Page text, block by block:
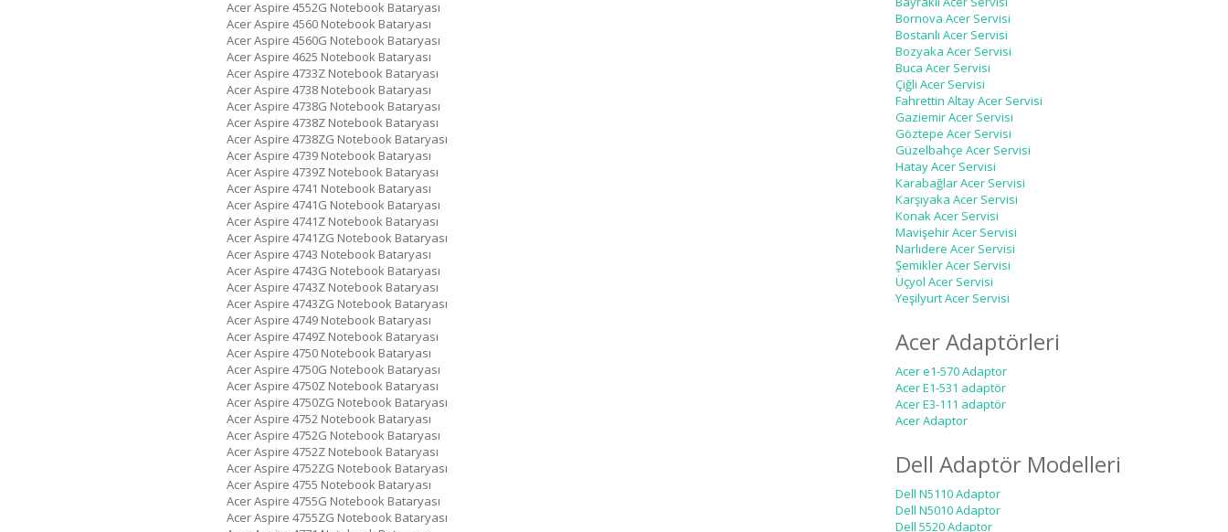
Acer Aspire 4552G Notebook Bataryası
Acer Aspire 4560 Notebook Bataryası
Acer Aspire 4560G Notebook Bataryası
Acer Aspire 4625 Notebook Bataryası
Acer Aspire 4733Z Notebook Bataryası
Acer Aspire 4738 Notebook Bataryası
Acer Aspire 4738G Notebook Bataryası
Acer Aspire 4738Z Notebook Bataryası
Acer Aspire 4738ZG Notebook Bataryası
Acer Aspire 4739 Notebook Bataryası
Acer Aspire 4739Z Notebook Bataryası
Acer Aspire 4741 Notebook Bataryası
Acer Aspire 4741G Notebook Bataryası
Acer Aspire 4741Z Notebook Bataryası
Acer Aspire 4741ZG Notebook Bataryası
Acer Aspire 4743 Notebook Bataryası
Acer Aspire 4743G Notebook Bataryası
Acer Aspire 4743Z Notebook Bataryası
Acer Aspire 4743ZG Notebook Bataryası
Acer Aspire 4749 Notebook Bataryası
Acer Aspire 4749Z Notebook Bataryası
Acer Aspire 4750 Notebook Bataryası
Acer Aspire 4750G Notebook Bataryası
Acer Aspire 4750Z Notebook Bataryası
Acer Aspire 4750ZG Notebook Bataryası
Acer Aspire 4752 Notebook Bataryası
Acer Aspire 4752G Notebook Bataryası
Acer Aspire 4752Z Notebook Bataryası
Acer Aspire 4752ZG Notebook Bataryası
Acer Aspire 4755 Notebook Bataryası
Acer Aspire 4755G Notebook Bataryası
Acer Aspire 4755ZG Notebook Bataryası
Bornova Acer Servisi
Bostanlı Acer Servisi
Bozyaka Acer Servisi
Buca Acer Servisi
Çiğli Acer Servisi
Fahrettin Altay Acer Servisi
Gaziemir Acer Servisi
Göztepe Acer Servisi
Güzelbahçe Acer Servisi
Hatay Acer Servisi
Karabağlar Acer Servisi
Karşıyaka Acer Servisi
Konak Acer Servisi
Mavişehir Acer Servisi
Narlıdere Acer Servisi
Şemikler Acer Servisi
Üçyol Acer Servisi
Yeşilyurt Acer Servisi
Acer Adaptörleri
Acer e1-570 Adaptor
Acer E1-531 adaptör
Acer E3-111 adaptör
Acer Adaptor
Dell Adaptör Modelleri
Dell N5110 Adaptor
Dell N5010 Adaptor
Dell 5520 Adaptor